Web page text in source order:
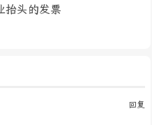
抬头的发票
回复